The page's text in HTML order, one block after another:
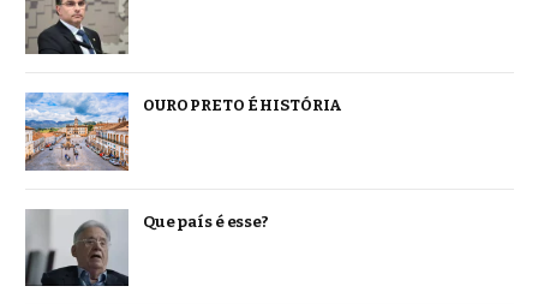
OURO PRETO É HISTÓRIA
Que país é esse?